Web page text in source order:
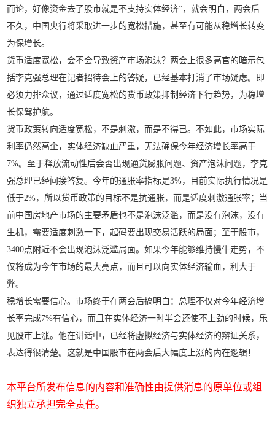
而论，好像资金去了股市就是不支持实体经济”，就会明白，两会后
不久，中国央行将采取进一步的宽松措施，甚至有可能从稳增长转变
为保增长。
货币适度宽松，会不会导致资产市场泡沫？两会上很多高官的暗示包
括李克强总理在记者招待会上的答疑，已经基本打消了市场疑虑。即
必须力排众议，通过适度宽松的货币政策抑制经济下行趋势，为稳增
长保驾护航。
货币政策转向适度宽松，不是刺激，而是不得已。不如此，市场实际
利率仍然高企，实体经济缺血严重，无法确保今年经济增长率高于
7%。至于释放流动性后会否出现通货膨胀问题、资产泡沫问题，李克
强总理已经间接答复。今年的通胀率指标是3%，目前实际执行情况是
低于2%，所以货币政策的目标不是抗通胀，而是适度刺激通胀率；当
前中国房地产市场的主要矛盾也不是泡沫泛滥，而是没有泡沫，没有
生机，需要适度刺激一下，起码要出现交易活跃的局面；至于股市，
3400点附近不会出现泡沫泛滥局面。如果今年能够维持慢牛走势，不
仅将成为今年市场的最大亮点，而且可以向实体经济输血，利大于
弊。
稳增长需要信心。市场终于在两会后搞明白：总理不仅对今年经济增
长率完成7%有信心，而且在实体经济一时半会还使不上劲的时候，乐
见股市上涨。他在讲话中，已经将虚拟经济与实体经济的辩证关系，
表达得很清楚。这就是中国股市在两会后大幅度上涨的内在逻辑！
本平台所发布信息的内容和准确性由提供消息的原单位或组
织独立承担完全责任。